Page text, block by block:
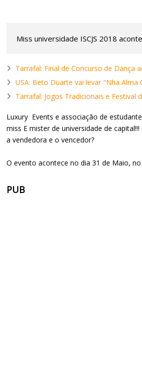
Miss universidade ISCJS 2018
Tarrafal: Final de Concurso de Dança
USA: Beto Duarte vai levar "Nha Alma
Tarrafal: Jogos Tradicionais e Festival
Luxury Events e associação de
miss E mister de universidade de
a vendedora e o vencedor?
O evento acontece no dia 31 de Maio,
PUB